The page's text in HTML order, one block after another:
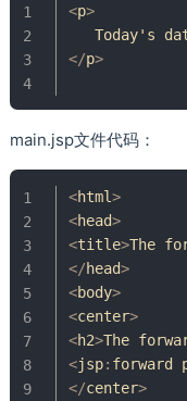
<p>
Today's
</p>
main.jsp文件代码：
<html>
<head>
<title>The
</head>
<body>
<center>
<h2>The
<jsp: forward
</center>